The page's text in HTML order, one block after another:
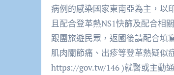
病例的感染國家東南亞為主，以
且配合登革熱NS1快篩及配合相
跟團旅遊民眾，返國後請配合填
肌肉關節痛、出疹等登革熱疑似
https://gov.tw/146 )就醫或主動